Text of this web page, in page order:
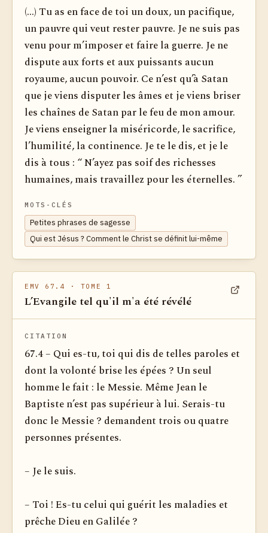
(...) Tu as en face de toi un doux, un pacifique,
un pauvre qui veut rester pauvre. Je ne suis pas
venu pour m’imposer et faire la guerre. Je ne
dispute aux forts et aux puissants aucun
royaume, aucun pouvoir. Ce n’est qu’à Satan
que je viens disputer les âmes et je viens briser
les chaînes de Satan par le feu de mon amour.
Je viens enseigner la miséricorde, le sacrifice,
l’humilité, la continence. Je te le dis, et je le
dis à tous : “ N’ayez pas soif des richesses
humaines, mais travaillez pour les éternelles. ”
MOTS-CLÉS
Petites phrases de sagesse
Qui est Jésus ? Comment le Christ se définit lui-même
EMV 67.4 · TOME 1
L’Evangile tel qu'il m'a été révélé
CITATION
67.4 – Qui es-tu, toi qui dis de telles paroles et
dont la volonté brise les épées ? Un seul
homme le fait : le Messie. Même Jean le
Baptiste n’est pas supérieur à lui. Serais-tu
donc le Messie ? demandent trois ou quatre
personnes présentes.
– Je le suis.
– Toi ! Es-tu celui qui guérit les maladies et
prêche Dieu en Galilée ?